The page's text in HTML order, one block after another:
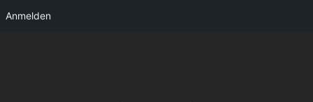
Anmelden